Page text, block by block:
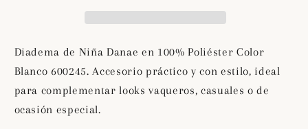
Color
600245
100%
Color
600245
Diadema de Niña Danae en 100% Poliéster Color
Blanco 600245. Accesorio práctico y con estilo, ideal
para complementar looks vaqueros, casuales o de
ocasión especial.